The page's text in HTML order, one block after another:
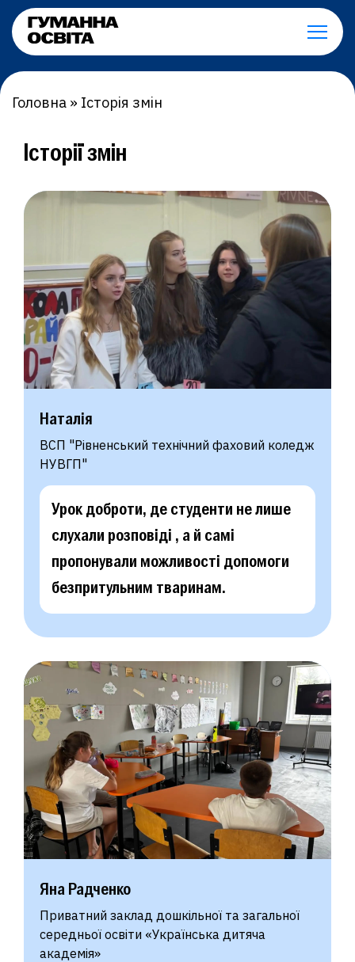
Головна » Історія змін
Історії змін
Наталія
ВСП "Рівненський технічний фаховий коледж
НУВГП"
Урок доброти, де студенти не лише
слухали розповіді , а й самі
пропонували можливості допомоги
безпритульним тваринам.
Яна Радченко
Приватний заклад дошкільної та загальної
середньої освіти «Українська дитяча
академія»